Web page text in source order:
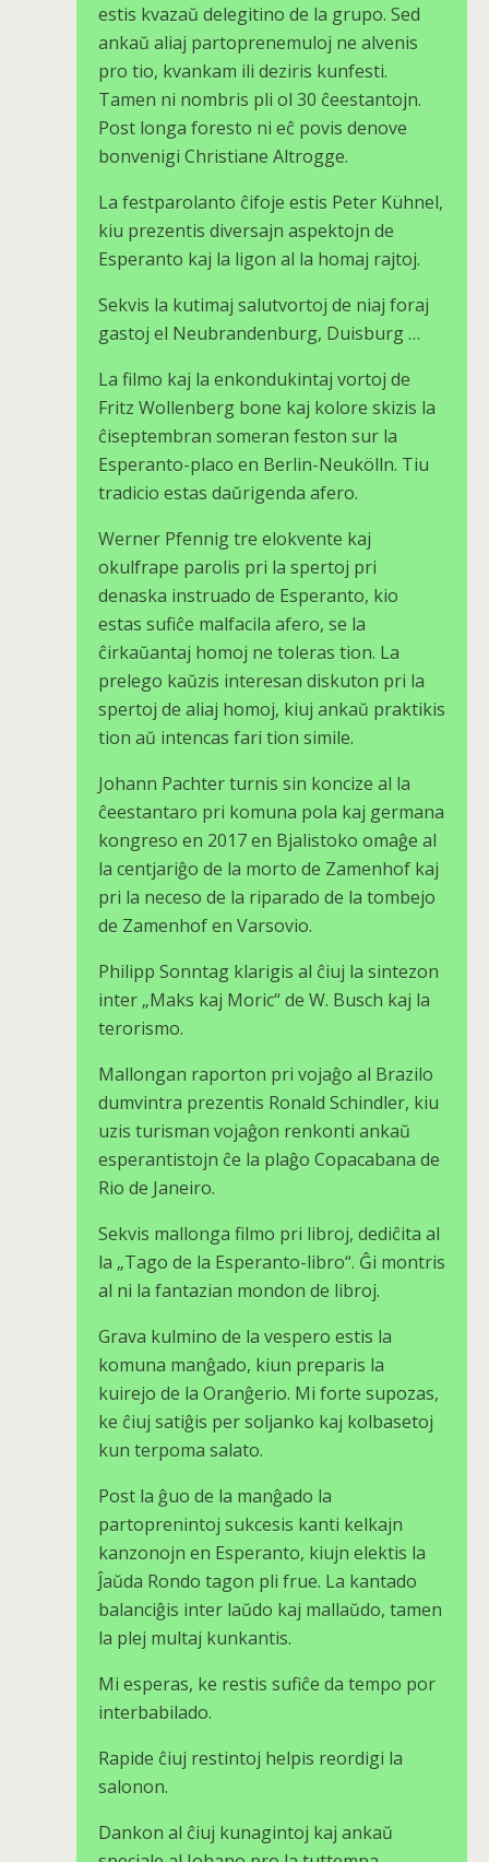
estis kvazaŭ delegitino de la grupo. Sed
ankaŭ aliaj partoprenemuloj ne alvenis
pro tio, kvankam ili deziris kunfesti.
Tamen ni nombris pli ol 30 ĉeestantojn.
Post longa foresto ni eĉ povis denove
bonvenigi Christiane Altrogge.
La festparolanto ĉifoje estis Peter Kühnel,
kiu prezentis diversajn aspektojn de
Esperanto kaj la ligon al la homaj rajtoj.
Sekvis la kutimaj salutvortoj de niaj foraj
gastoj el Neubrandenburg, Duisburg …
La filmo kaj la enkondukintaj vortoj de
Fritz Wollenberg bone kaj kolore skizis la
ĉiseptembran someran feston sur la
Esperanto-placo en Berlin-Neukölln. Tiu
tradicio estas daŭrigenda afero.
Werner Pfennig tre elokvente kaj
okulfrape parolis pri la spertoj pri
denaska instruado de Esperanto, kio
estas sufiĉe malfacila afero, se la
ĉirkaŭantaj homoj ne toleras tion. La
prelego kaŭzis interesan diskuton pri la
spertoj de aliaj homoj, kiuj ankaŭ praktikis
tion aŭ intencas fari tion simile.
Johann Pachter turnis sin koncize al la
ĉeestantaro pri komuna pola kaj germana
kongreso en 2017 en Bjalistoko omaĝe al
la centjariĝo de la morto de Zamenhof kaj
pri la neceso de la riparado de la tombejo
de Zamenhof en Varsovio.
Philipp Sonntag klarigis al ĉiuj la sintezon
inter „Maks kaj Moric“ de W. Busch kaj la
terorismo.
Mallongan raporton pri vojaĝo al Brazilo
dumvintra prezentis Ronald Schindler, kiu
uzis turisman vojaĝon renkonti ankaŭ
esperantistojn ĉe la plaĝo Copacabana de
Rio de Janeiro.
Sekvis mallonga filmo pri libroj, dediĉita al
la „Tago de la Esperanto-libro“. Ĝi montris
al ni la fantazian mondon de libroj.
Grava kulmino de la vespero estis la
komuna manĝado, kiun preparis la
kuirejo de la Oranĝerio. Mi forte supozas,
ke ĉiuj satiĝis per soljanko kaj kolbasetoj
kun terpoma salato.
Post la ĝuo de la manĝado la
partoprenintoj sukcesis kanti kelkajn
kanzonojn en Esperanto, kiujn elektis la
Ĵaŭda Rondo tagon pli frue. La kantado
balanciĝis inter laŭdo kaj mallaŭdo, tamen
la plej multaj kunkantis.
Mi esperas, ke restis sufiĉe da tempo por
interbabilado.
Rapide ĉiuj restintoj helpis reordigi la
salonon.
Dankon al ĉiuj kunagintoj kaj ankaŭ